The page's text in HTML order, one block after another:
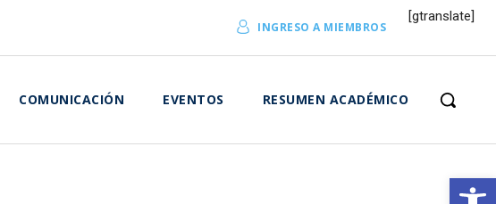
Abrir
INGRESO A MIEMBROS
[gtranslate]
COMUNICACIÓN EVENTOS RESUMEN ACADÉMICO